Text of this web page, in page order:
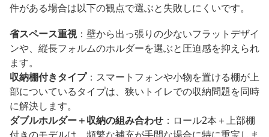
件がある場合は以下の観点で選ぶと失敗しにくいです。
省スペース重視：壁から出っ張りの少ないフラットデザイ
ンや、縦長フォルムのホルダーを選ぶと圧迫感を抑えられ
ます。
収納棚付きタイプ：スマートフォンや小物を置ける棚が上
部についているタイプは、狭いトイレでの収納問題を同時
に解決します。
ダブルホルダー＋収納の組み合わせ ：ロール2本＋上部棚